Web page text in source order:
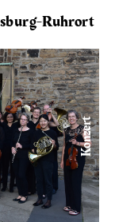
Ruhrort
Konzert